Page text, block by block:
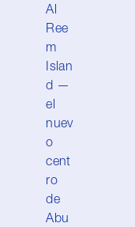
Al
Ree
m
Islan
d —
el
nuev
o
cent
ro
de
Abu